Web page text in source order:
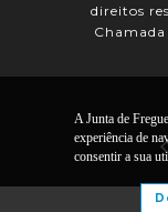
direitos
A Junta de
experiência de
consentir a sua